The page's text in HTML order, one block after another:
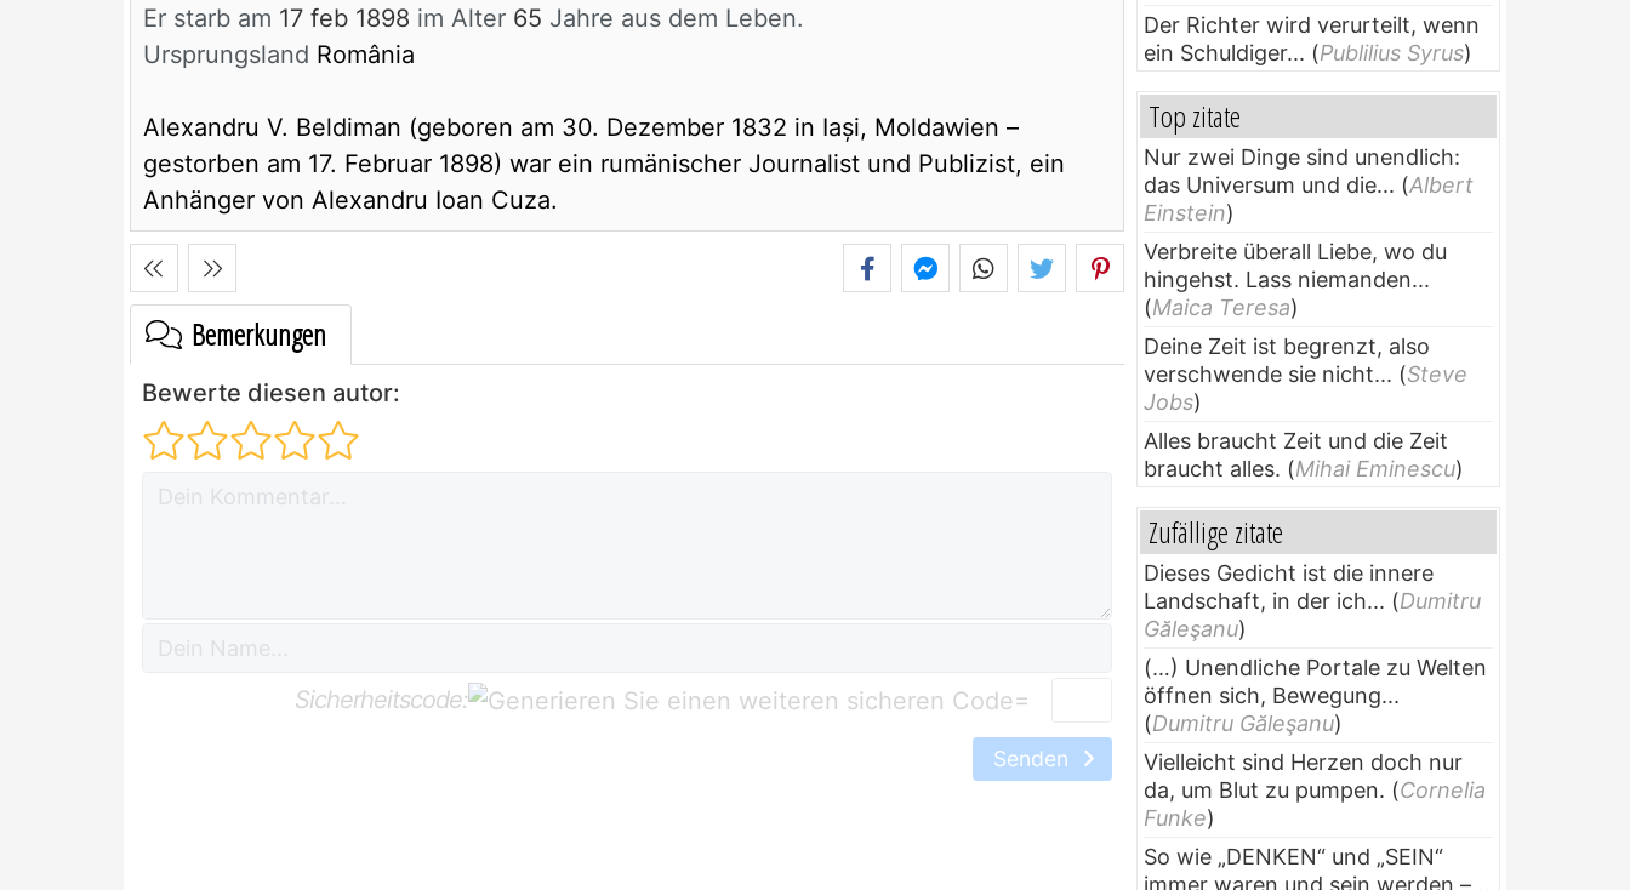
Er starb am 17 feb 1898 im Alter 65 Jahre aus dem Leben.
Ursprungsland România
Alexandru V. Beldiman (geboren am 30. Dezember 1832 in Iași, Moldawien –
gestorben am 17. Februar 1898) war ein rumänischer Journalist und Publizist, ein
Anhänger von Alexandru Ioan Cuza.
Bemerkungen
Bewerte diesen autor:
Sicherheitscode: =
Senden
Der Richter wird verurteilt, wenn
ein Schuldiger... (Publilius Syrus)
Top zitate
Nur zwei Dinge sind unendlich:
das Universum und die... (Albert
Einstein)
Verbreite überall Liebe, wo du
hingehst. Lass niemanden...
(Maica Teresa)
Deine Zeit ist begrenzt, also
verschwende sie nicht... (Steve
Jobs)
Alles braucht Zeit und die Zeit
braucht alles. (Mihai Eminescu)
Zufällige zitate
Dieses Gedicht ist die innere
Landschaft, in der ich... (Dumitru
Găleşanu)
(…) Unendliche Portale zu Welten
öffnen sich, Bewegung...
(Dumitru Găleşanu)
Vielleicht sind Herzen doch nur
da, um Blut zu pumpen. (Cornelia
Funke)
So wie „DENKEN“ und „SEIN“
immer waren und sein werden –...